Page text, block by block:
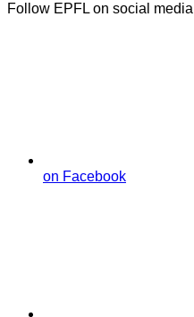
Follow EPFL on social media
on Facebook